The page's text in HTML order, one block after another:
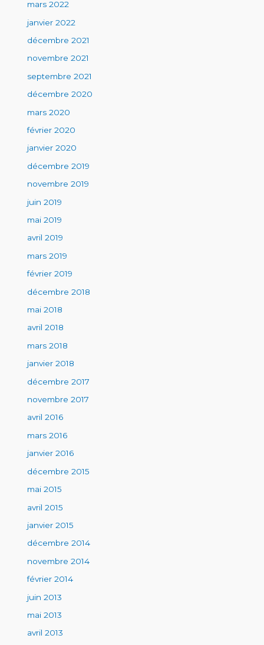
mars 2022
janvier 2022
décembre 2021
novembre 2021
septembre 2021
décembre 2020
mars 2020
février 2020
janvier 2020
décembre 2019
novembre 2019
juin 2019
mai 2019
avril 2019
mars 2019
février 2019
décembre 2018
mai 2018
avril 2018
mars 2018
janvier 2018
décembre 2017
novembre 2017
avril 2016
mars 2016
janvier 2016
décembre 2015
mai 2015
avril 2015
janvier 2015
décembre 2014
novembre 2014
février 2014
juin 2013
mai 2013
avril 2013